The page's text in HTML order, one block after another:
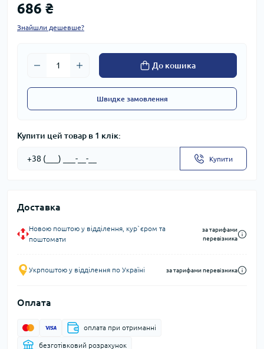
686 ₴
Знайшли дешевше?
До кошика
Швидке замовлення
Купити цей товар в 1 клік:
Купити
Доставка
Новою поштою у відділення, кур`єром та
поштомати
за тарифами
перевізника
Укрпоштою у відділення по Україні за тарифами перевізника
Оплата
оплата при отриманні
безготівковий розрахунок